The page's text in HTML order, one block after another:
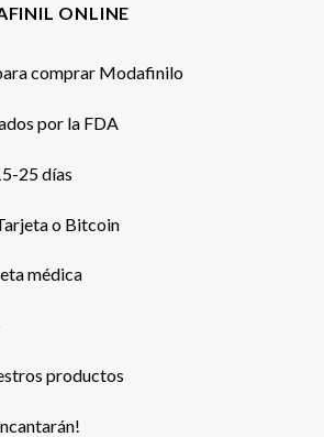
ONLINE
comprar Modafinilo
por la FDA
25 días
o Bitcoin
médica
productos